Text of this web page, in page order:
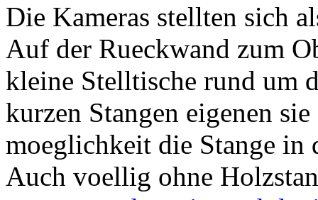
Die Kameras stellten sich
Auf der Rueckwand zum
kleine Stelltische rund um
kurzen Stangen eigenen
moeglichkeit die Stange in
Auch voellig ohne